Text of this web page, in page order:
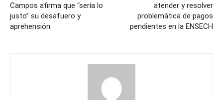
Campos afirma que “sería lo
justo” su desafuero y
aprehensión
atender y resolver
problemática de pagos
pendientes en la ENSECH